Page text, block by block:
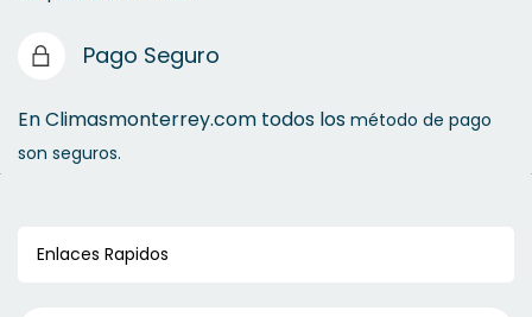
Pago Seguro
En Climasmonterrey.com todos los método de pago
son seguros.
Enlaces Rapidos